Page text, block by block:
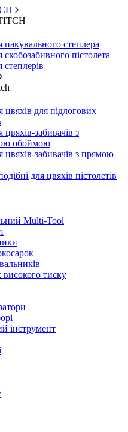
пакувального степлера
пістолета
цвяхів для підлогових
забивачів з
обоймою
цвяхів-забивачів з прямою
для цвяхів пістолетів
Multi-Tool
тиску
інструмент